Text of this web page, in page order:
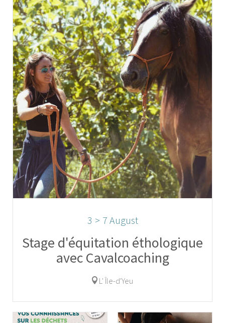
3 > 7 August
Stage d'équitation éthologique
avec Cavalcoaching
L' Île-d'Yeu